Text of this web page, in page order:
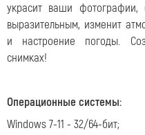
украсит ваши
выразительным, изменит
и настроение погоды.
снимках!
Операционные системы:
Windows 7-11 - 32/64-бит;